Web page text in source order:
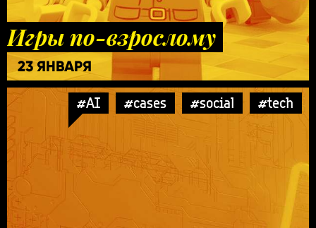
Игры по-взрослому
23 ЯНВАРЯ
#AI #cases #social #tech